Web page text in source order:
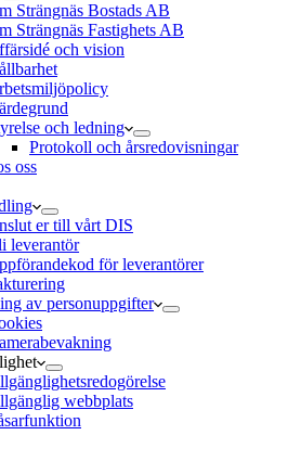
Strängnäs Bostads AB
Strängnäs Fastighets AB
och vision
och ledning
Protokoll och årsredovisningar
oss
er till vårt DIS
leverantör
för leverantörer
av personuppgifter
webbplats